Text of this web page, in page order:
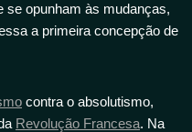
se opunham às mudanças,
a primeira concepção de
contra o absolutismo,
Revolução Francesa. Na